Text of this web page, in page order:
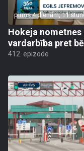
pirms 4 dienām, 11
Hokeja
vardarbība pret
412. epizode